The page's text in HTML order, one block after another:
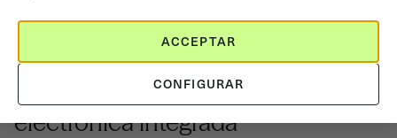
Cómo mejorar la conversión de tu
producto SaaS con firma
electrónica integrada
CONFIGURAR
ACCEPTAR